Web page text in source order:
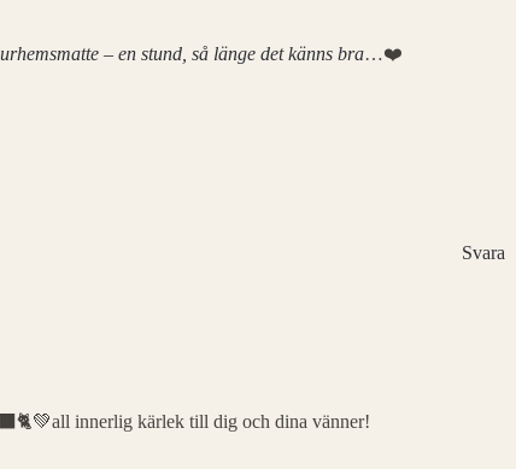
– en stund, så länge det känns bra…❤️
Svara
innerlig kärlek till dig och dina vänner!